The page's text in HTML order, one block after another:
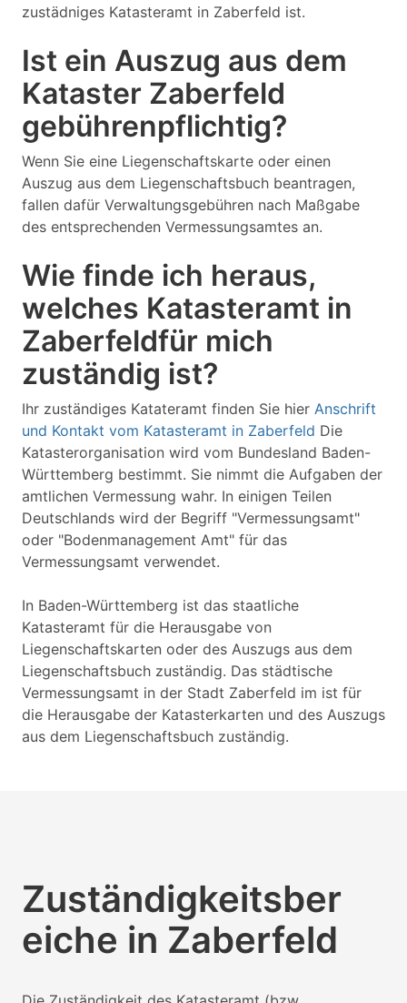
zustädniges Katasteramt in Zaberfeld ist.
Ist ein Auszug aus dem
Kataster Zaberfeld
gebührenpflichtig?
Wenn Sie eine Liegenschaftskarte oder einen
Auszug aus dem Liegenschaftsbuch beantragen,
fallen dafür Verwaltungsgebühren nach Maßgabe
des entsprechenden Vermessungsamtes an.
Wie finde ich heraus,
welches Katasteramt in
Zaberfeldfür mich
zuständig ist?
Ihr zuständiges Katateramt finden Sie hier Anschrift
und Kontakt vom Katasteramt in Zaberfeld Die
Katasterorganisation wird vom Bundesland Baden-
Württemberg bestimmt. Sie nimmt die Aufgaben der
amtlichen Vermessung wahr. In einigen Teilen
Deutschlands wird der Begriff "Vermessungsamt"
oder "Bodenmanagement Amt" für das
Vermessungsamt verwendet.
In Baden-Württemberg ist das staatliche
Katasteramt für die Herausgabe von
Liegenschaftskarten oder des Auszugs aus dem
Liegenschaftsbuch zuständig. Das städtische
Vermessungsamt in der Stadt Zaberfeld im ist für
die Herausgabe der Katasterkarten und des Auszugs
aus dem Liegenschaftsbuch zuständig.
Zuständigkeitsber
eiche in Zaberfeld